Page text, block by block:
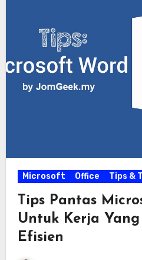
Microsoft Office Tips &
Tips Pantas
Untuk Kerja
Efisien